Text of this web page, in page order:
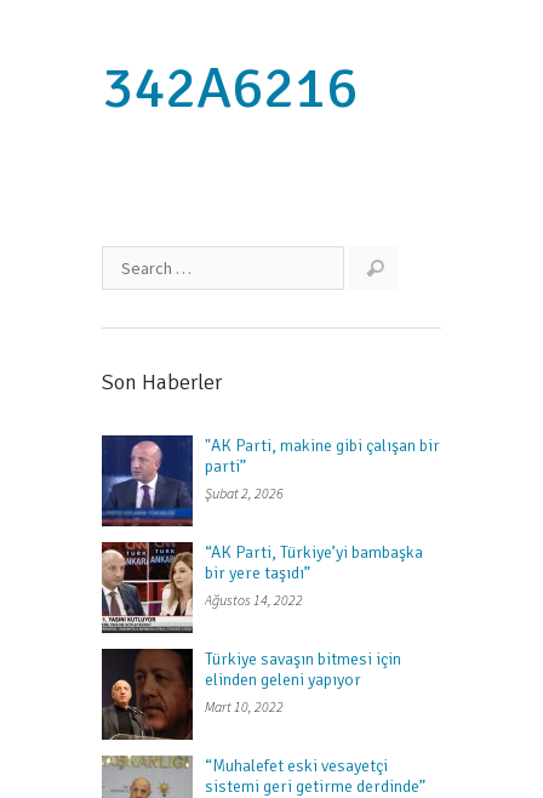
342A6216
Son Haberler
"AK Parti, makine gibi çalışan bir
parti”
Şubat 2, 2026
“AK Parti, Türkiye’yi bambaşka
bir yere taşıdı”
Ağustos 14, 2022
Türkiye savaşın bitmesi için
elinden geleni yapıyor
Mart 10, 2022
“Muhalefet eski vesayetçi
sistemi geri getirme derdinde”